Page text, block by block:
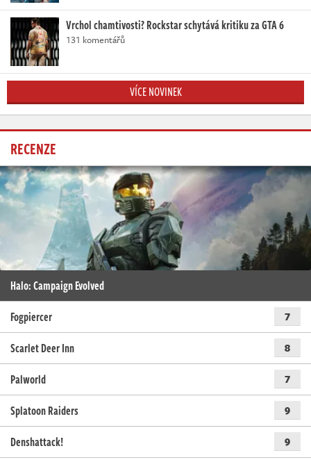
Vrchol chamtivosti? Rockstar schytává kritiku za GTA 6
131 komentářů
VÍCE NOVINEK
RECENZE
Halo: Campaign Evolved
Fogpiercer
7
Scarlet Deer Inn 8
Palworld 7
Splatoon Raiders 9
Denshattack! 9